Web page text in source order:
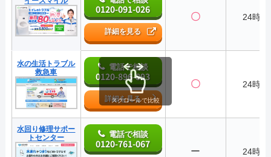
0120-091-026
詳細を見る
〇 24時間
水の生活トラブル
救急車
電話で相談
0120-896-893
詳細を見る
〇 24時間
水回り修理サポー
トセンター
電話で相談
0120-761-067
ー 24時間
スクロールで比較